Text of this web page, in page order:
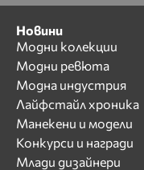
Новини
Модни колекции
Модни ревюта
Модна индустрия
Лайфстайл хроника
Манекени и модели
Конкурси и награди
Млади дизайнери